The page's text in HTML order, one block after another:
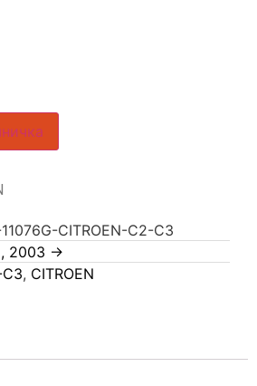
CITROEN-C2-C3
2003 ->
, CITROEN